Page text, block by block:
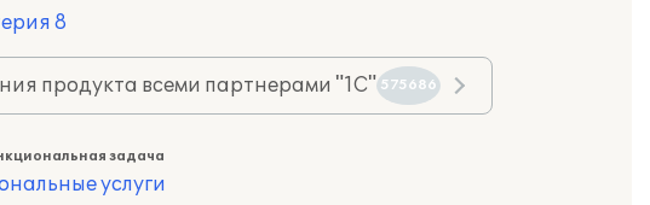
8
продукта всеми партнерами "1С" 575686
задача
услуги